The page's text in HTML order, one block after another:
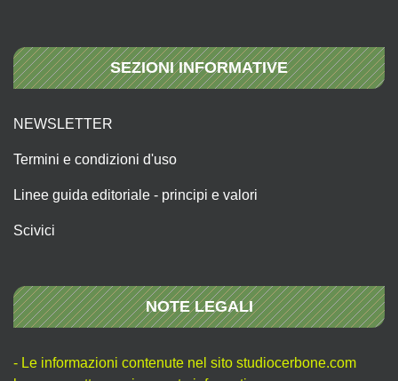
SEZIONI INFORMATIVE
NEWSLETTER
Termini e condizioni d'uso
Linee guida editoriale - principi e valori
Scivici
NOTE LEGALI
- Le informazioni contenute nel sito studiocerbone.com